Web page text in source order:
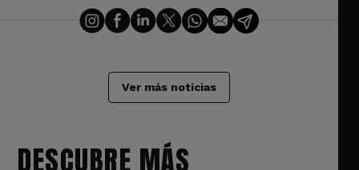
Ver más noticias
DESCUBRE MÁS